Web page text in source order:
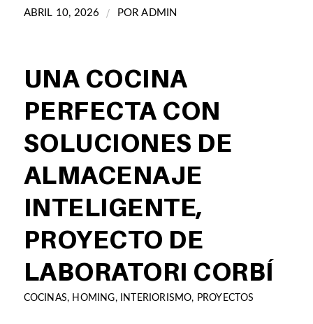
ABRIL 10, 2026 / PORADMIN
UNA COCINA
PERFECTA CON
SOLUCIONES DE
ALMACENAJE
INTELIGENTE,
PROYECTO DE
LABORATORI CORBÍ
COCINAS, HOMING, INTERIORISMO, PROYECTOS